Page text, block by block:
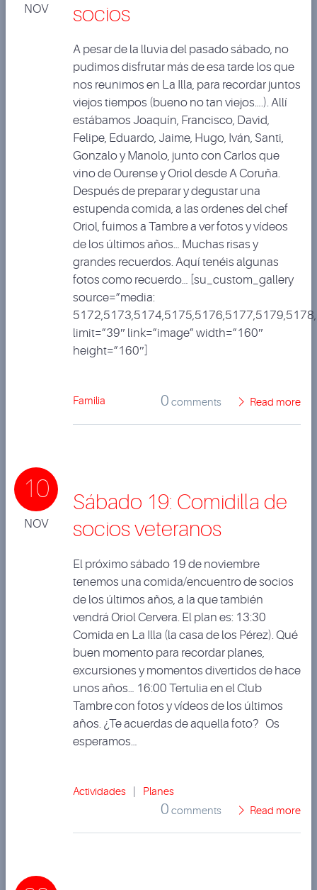
NOV
socios
A pesar de la lluvia del pasado sábado, no
pudimos disfrutar más de esa tarde los que
nos reunimos en La Illa, para recordar juntos
viejos tiempos (bueno no tan viejos….). Allí
estábamos Joaquín, Francisco, David,
Felipe, Eduardo, Jaime, Hugo, Iván, Santi,
Gonzalo y Manolo, junto con Carlos que
vino de Ourense y Oriol desde A Coruña.
Después de preparar y degustar una
estupenda comida, a las ordenes del chef
Oriol, fuimos a Tambre a ver fotos y vídeos
de los últimos años… Muchas risas y
grandes recuerdos. Aquí tenéis algunas
fotos como recuerdo… [su_custom_gallery
source=”media:
limit=”39″ link=”image” width=”160″
height=”160″]
Familia 0 comments Read more
10
NOV
Sábado 19: Comidilla de
socios veteranos
El próximo sábado 19 de noviembre
tenemos una comida/encuentro de socios
de los últimos años, a la que también
vendrá Oriol Cervera. El plan es: 13:30
Comida en La Illa (la casa de los Pérez). Qué
buen momento para recordar planes,
excursiones y momentos divertidos de hace
unos años… 16:00 Tertulia en el Club
Tambre con fotos y vídeos de los últimos
años. ¿Te acuerdas de aquella foto? Os
esperamos…
Actividades Planes
0 comments Read more